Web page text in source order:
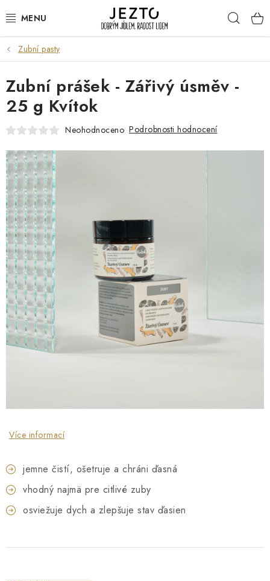
na
DÁRKOVÉ SADY
TRVANLIVÉ
DROGERIE A KOSMETIKA
SPORT A ZDRAVÍ
RELAX A REGENERACE
KERAMIKA
O NÁS NÁŠ PŘÍBĚH FIREMNÍ DÁRKY
DOPRAVA A PLATBA
Zubní pasty
Více informací
jemne čistí, ošetruje a chráni ďasná
vhodný najmä pre citlivé zuby
osviežuje dych a zlepšuje stav ďasien
Zubní prášek - Zářivý úsměv -
25 g Kvítok
Neohodnoceno Podrobnosti hodnocení